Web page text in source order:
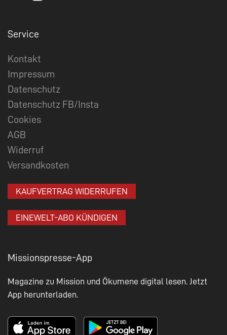
Service
Kontakt
Impressum
Datenschutz
Datenschutz FB/Insta
Cookies
AGB
Widerruf
Versandkosten
KAUFVERTRAG WIDERRUFEN
EINEWELT-ABO KÜNDIGEN
Missionspresse-App
Magazine zu Mission und Ökumene digital lesen. Jetzt
App herunterladen.